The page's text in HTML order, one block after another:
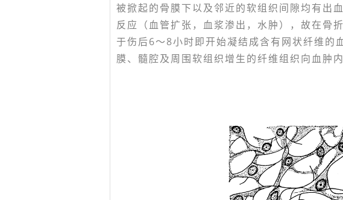
被掀起的骨膜下以及邻近的软组织间隙均有出
反应（血管扩张，血浆渗出，水肿），故在骨
于伤后6～8小时即开始凝结成含有网状纤维的
膜、髓腔及周围软组织增生的纤维组织向血肿内